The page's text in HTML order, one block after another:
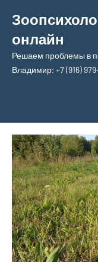
содержимому
онлайн
Решаем проблемы в
Владимир; +7 (916)